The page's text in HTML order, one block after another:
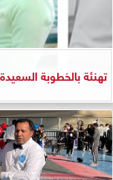
تهنئة بالخطوبة